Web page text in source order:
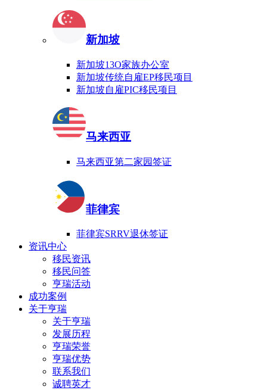
新加坡
新加坡13O家族办公室
新加坡传统自雇EP移民项目
新加坡自雇PIC移民项目
马来西亚
马来西亚第二家园签证
菲律宾
菲律宾SRRV退休签证
资讯中心
移民资讯
移民问答
亨瑞活动
成功案例
关于亨瑞
关于亨瑞
发展历程
亨瑞荣誉
亨瑞优势
联系我们
诚聘英才